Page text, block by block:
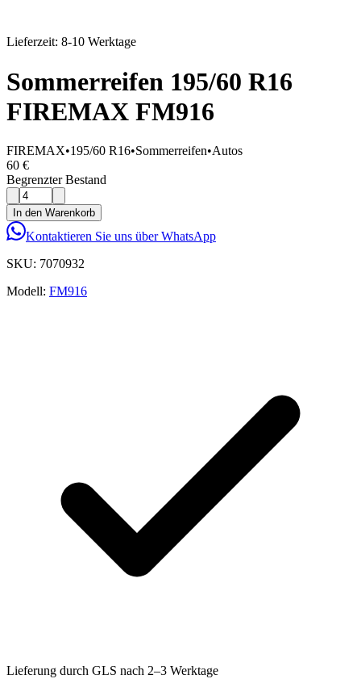
Lieferzeit: 8-10 Werktage
Sommerreifen 195/60 R16
FIREMAX FM916
FIREMAX•195/60 R16•Sommerreifen•Autos
60 €
Begrenzter Bestand
In den Warenkorb
Kontaktieren Sie uns über WhatsApp
SKU: 7070932
Modell: FM916
Lieferung durch GLS nach 2–3 Werktage